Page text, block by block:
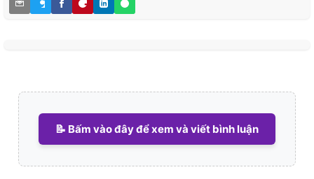
📝 Bấm vào đây để xem và viết bình luận